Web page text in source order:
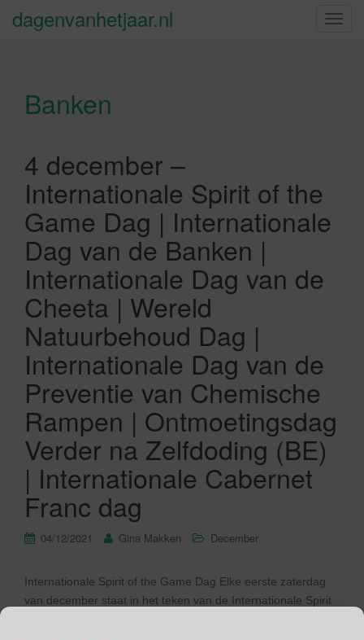
S
dagenvanhetjaar.nl
Banken
4 december –
Internationale Spirit of the
Game Dag | Internationale
Dag van de Banken |
Internationale Dag van de
Cheeta | Wereld
Natuurbehoud Dag |
Internationale Dag van de
Preventie van Chemische
Rampen | Ontmoetingsdag
Verder na Zelfdoding (BE)
| Internationale Cabernet
Franc dag
04/12/2021 Gina Makken December
Internationale Spirit of the Game Dag Elke eerste zaterdag
van december staat in het teken van de Internationale Spirit